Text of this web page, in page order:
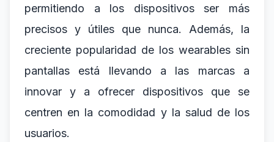
permitiendo a los dispositivos ser más
precisos y útiles que nunca. Además, la
creciente popularidad de los wearables sin
pantallas está llevando a las marcas a
innovar y a ofrecer dispositivos que se
centren en la comodidad y la salud de los
usuarios.